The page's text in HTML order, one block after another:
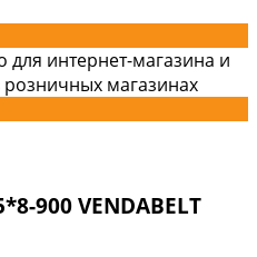
для интернет-магазина и
розничных магазинах
900 VENDABELT